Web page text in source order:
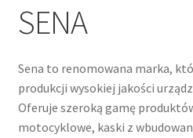
SENA
Sena to renomowana marka,
produkcji wysokiej jakości
Oferuje szeroką gamę
motocyklowe, kaski z